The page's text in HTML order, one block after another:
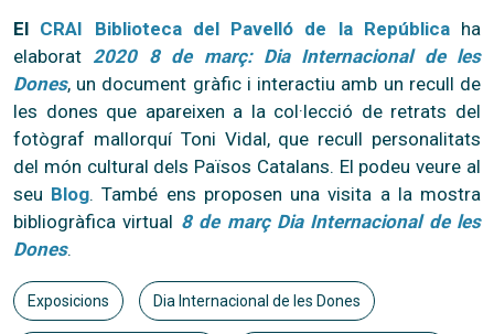
El CRAI Biblioteca del Pavelló de la Repúblicaha
elaborat 2020 8 de març: Dia Internacional de les
Dones, un document gràfic i interactiu amb un recull de
les dones que apareixen a la col·lecció de retrats del
fotògraf mallorquí Toni Vidal, que recull personalitats
del món cultural dels Països Catalans. El podeu veure al
seu Blog. També ens proposen una visita a la mostra
bibliogràfica virtual 8 de març Dia Internacional de les
Dones.
Exposicions Dia Internacional de les Dones